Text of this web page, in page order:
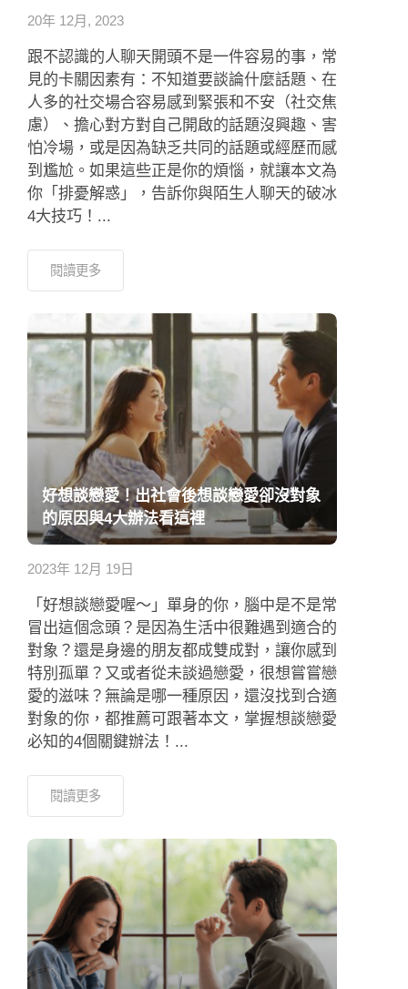
20年 12月, 2023
跟不認識的人聊天開頭不是一件容易的事，常
見的卡關因素有：不知道要談論什麼話題、在
人多的社交場合容易感到緊張和不安（社交焦
慮）、擔心對方對自己開啟的話題沒興趣、害
怕冷場，或是因為缺乏共同的話題或經歷而感
到尷尬。如果這些正是你的煩惱，就讓本文為
你「排憂解惑」，告訴你與陌生人聊天的破冰
4大技巧！...
閱讀更多
好想談戀愛！出社會後想談戀愛卻沒對象
的原因與4大辦法看這裡
2023年 12月 19日
「好想談戀愛喔～」單身的你，腦中是不是常
冒出這個念頭？是因為生活中很難遇到適合的
對象？還是身邊的朋友都成雙成對，讓你感到
特別孤單？又或者從未談過戀愛，很想嘗嘗戀
愛的滋味？無論是哪一種原因，還沒找到合適
對象的你，都推薦可跟著本文，掌握想談戀愛
必知的4個關鍵辦法！...
閱讀更多